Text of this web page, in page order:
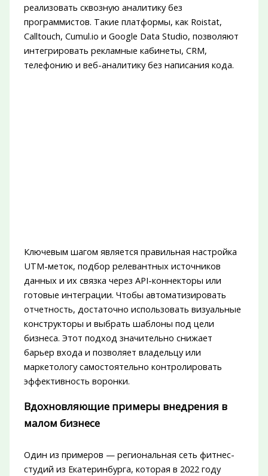
реализовать сквозную аналитику без
программистов. Такие платформы, как Roistat,
Calltouch, Cumul.io и Google Data Studio, позволяют
интегрировать рекламные кабинеты, CRM,
телефонию и веб-аналитику без написания кода.
Ключевым шагом является правильная настройка
UTM-меток, подбор релевантных источников
данных и их связка через API-коннекторы или
готовые интеграции. Чтобы автоматизировать
отчетность, достаточно использовать визуальные
конструкторы и выбрать шаблоны под цели
бизнеса. Этот подход значительно снижает
барьер входа и позволяет владельцу или
маркетологу самостоятельно контролировать
эффективность воронки.
Вдохновляющие примеры внедрения в
малом бизнесе
Один из примеров — региональная сеть фитнес-
студий из Екатеринбурга, которая в 2022 году